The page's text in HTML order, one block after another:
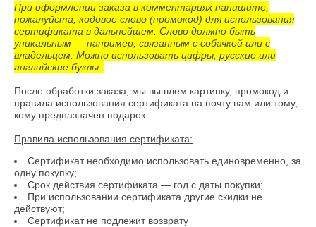
При оформлении заказа в комментариях напишите,
пожалуйста, кодовое слово (промокод) для использования
сертификата в дальнейшем. Слово должно быть
уникальным — например, связанным с собачкой или с
владельцем. Можно использовать цифры, русские или
английские буквы.
После обработки заказа, мы вышлем картинку, промокод и
правила использования сертификата на почту вам или тому,
кому предназначен подарок.
Правила использования сертификата:
Сертификат необходимо использовать единовременно, за
одну покупку;
Срок действия сертификата — год с даты покупки;
При использовании сертификата другие скидки не
действуют;
Сертификат не подлежит возврату